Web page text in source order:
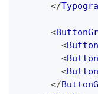
</
<
<Button
<Button
<Button
</